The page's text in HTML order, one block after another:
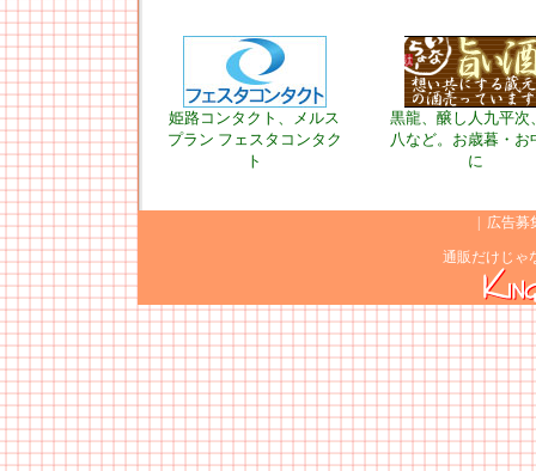
姫路コンタクト、メルス
プラン フェスタコンタク
ト
黒龍、醸し人九平次
八など。お歳暮・お
に
広告募
通販だけじゃ